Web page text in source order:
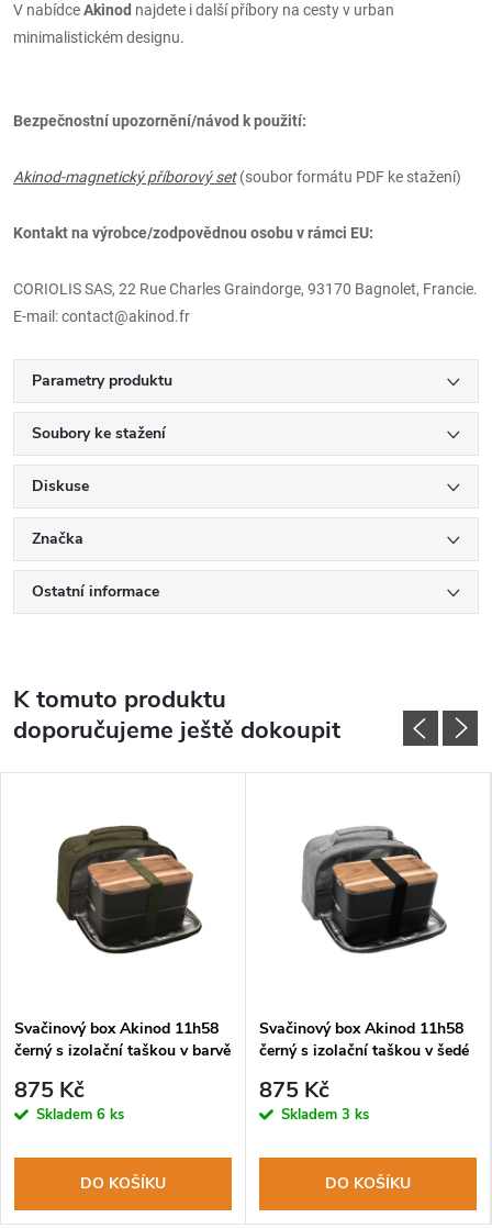
V nabídceAkinod najdete i další příbory na cesty v urban
minimalistickém designu.
Bezpečnostní upozornění/návod k použití:
Akinod-magnetický příborový set (soubor formátu PDF ke stažení)
Kontakt na výrobce/zodpovědnou osobu v rámci EU:
CORIOLIS SAS, 22 Rue Charles Graindorge, 93170 Bagnolet, Francie.
E-mail: contact@akinod.fr
Parametry produktu
Soubory ke stažení
Diskuse
Značka
Ostatní informace
K tomuto produktu
doporučujeme ještě dokoupit
Svačinový box Akinod 11h58
černý s izolační taškou v barvě
875 Kč
Skladem 6 ks
DO KOŠÍKU
Svačinový box Akinod 11h58
černý s izolační taškou v šedé
875 Kč
Skladem 3 ks
DO KOŠÍKU